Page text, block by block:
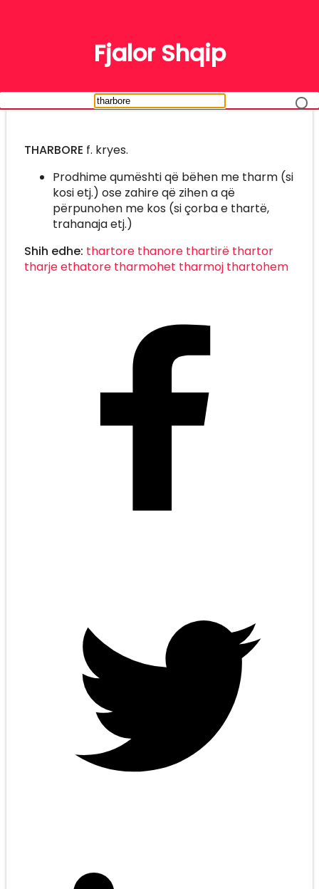
Fjalor Shqip
THARBORE f. kryes.
Prodhime qumështi që bëhen me tharm (si
kosi etj.) ose zahire që zihen a që
përpunohen me kos (si çorba e thartë,
trahanaja etj.)
Shih edhe: thartore thanore thartirë thartor
tharjeethatore tharmohet tharmoj thartohem